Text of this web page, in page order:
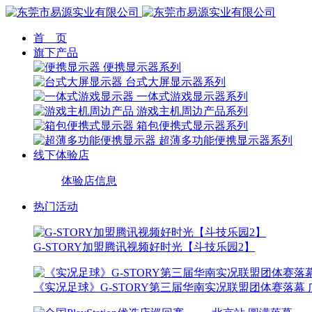
首 页
旗下产品
便携显示器系列
台式大屏显示器系列
一体式游戏显示器系列
游戏主机周边产品系列
箱包便携式显示器系列
超薄多功能便携显示器系列
线下体验店
体验店信息
热门活动
G-STORY加盟腾讯视频好时光【斗技乐园2】
《实况足球》G-STORY第三届华南实况联盟团体赛落